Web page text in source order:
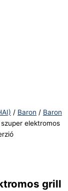
/ Baron / Baron
elektromos
grill